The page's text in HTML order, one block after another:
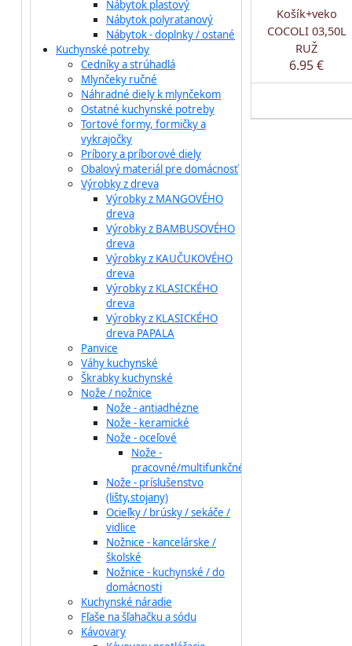
Nábytok plastový
Nábytok polyratanový
Nábytok - doplnky / ostané
Kuchynské potreby
Cedníky a strúhadlá
Mlynčeky ručné
Náhradné diely k mlynčekom
Ostatné kuchynské potreby
Tortové formy, formičky a
vykrajočky
Príbory a príborové diely
Obalový materiál pre domácnosť
Výrobky z dreva
Výrobky z MANGOVÉHO
dreva
Výrobky z BAMBUSOVÉHO
dreva
Výrobky z KAUČUKOVÉHO
dreva
Výrobky z KLASICKÉHO
dreva
Výrobky z KLASICKÉHO
dreva PAPALA
Panvice
Váhy kuchynské
Škrabky kuchynské
Nože / nožnice
Nože - antiadhézne
Nože - keramické
Nože - oceľové
Nože -
pracovné/multifunkčné
Nože - príslušenstvo
(lišty,stojany)
Ocieľky / brúsky / sekáče /
vidlice
Nožnice - kancelárske /
školské
Nožnice - kuchynské / do
domácnosti
Kuchynské náradie
Fľaše na šľahačku a sódu
Kávovary
Košík+veko
COCOLI 03,50L
RUŽ
6.95 €